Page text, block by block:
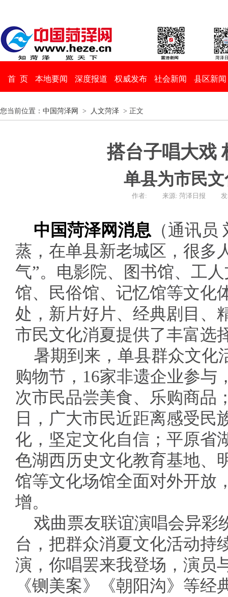
首 页 本地要闻 深度报道 权威发布 社会新闻 县区新闻
您当前位置： 中国菏泽网 > 人文菏泽 > 正文
搭台子唱大戏
单县为市民
作者: 来源: 菏泽日报
中国菏泽网消息 （通讯
蒸，在单县新老城区，很多
气”。电影院、图书馆、工
馆、民俗馆、记忆馆等文化
处，新片好片、经典剧目、
市民文化消夏提供了丰富选
暑期到来，单县群众文化
购物节，16家非遗企业参与
次市民品尝美食、乐购商品
日，广大市民近距离感受民
化，坚定文化自信；平原省
色湖西历史文化教育基地、
馆等文化场馆全面对外开放
增。
戏曲票友联谊演唱会异彩
台，把群众消夏文化活动持
演，你唱罢来我登场，演员
《铡美案》《朝阳沟》等